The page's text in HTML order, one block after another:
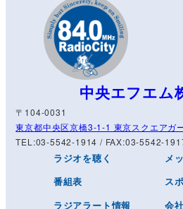
中央エフエム
〒104-0031
東京都中央区京橋3-1-1 東京スクエアガ
TEL:03-5542-1914 / FAX:03-5542-
ラジオを聴く
番組表
ラジアラート情報
メ
ス
会